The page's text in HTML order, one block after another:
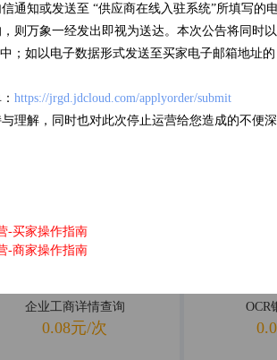
通知或发送至 “供应商在线入驻系统”所填写的
则万象一经发出即视为送达。本次公告将同时
；如以电子数据形式发送至买家电子邮箱地址
https://jrgd.jdcloud.com/applyorder/submit
理解，同时也对此次停止运营给您造成的不便
-买家操作指南
-商家操作指南
IP地址归属地查询
低于0.01元/次 低于
企业工商详情查询
0.08元/次
OCR